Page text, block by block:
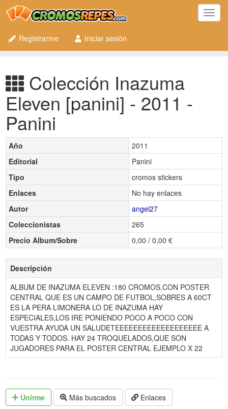
Registrarme
Iniciar sesión
Colección Inazuma
Eleven [panini] - 2011 -
Panini
Año
2011
Editorial
Panini
Tipo
cromos stickers
Enlaces
No hay enlaces
Autor
angel27
Coleccionistas
265
Precio Album/Sobre
0,00 / 0,00 €
Descripción
ALBUM DE INAZUMA ELEVEN :180 CROMOS,CON POSTER
CENTRAL QUE ES UN CAMPO DE FUTBOL,SOBRES A 60CT
ES LA PERA LIMONERA LO DE INAZUMA HAY
ESPECIALES,LOS IRE PONIENDO POCO A POCO CON
VUESTRA AYUDA UN SALUDETEEEEEEEEEEEEEEEEEEE A
TODAS Y TODOS. HAY 24 TROQUELADOS,QUE SON
JUGADORES PARA EL POSTER CENTRAL EJEMPLO X 22
Unirme Más buscados Enlaces